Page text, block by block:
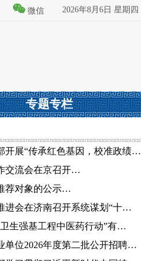
微信 2026年8月6日 星期四
专题专栏
开展“传承红色基因，校准政绩…
交流会在京召开…
荐对象的公示…
进会在济南召开系统谋划“十…
生强基工程中医药行动”有…
单位2026年度第二批公开招聘…